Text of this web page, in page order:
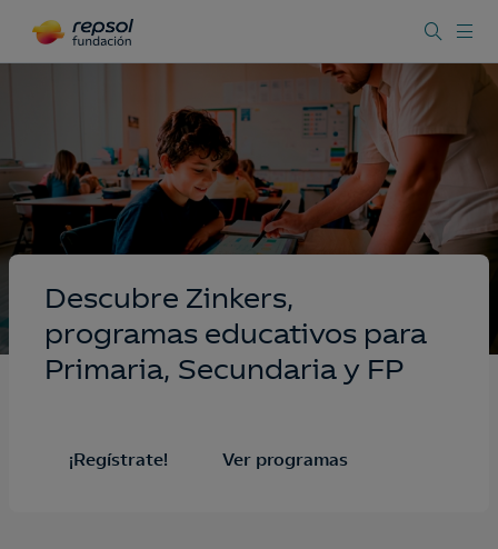
Descubre Zinkers,
programas educativos para
Primaria, Secundaria y FP
¡Regístrate! Ver programas